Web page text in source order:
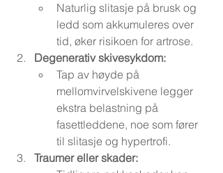
Naturlig slitasje på brusk og
ledd som akkumuleres over
tid, øker risikoen for artrose.
Degenerativ skivesykdom:
Tap av høyde på
mellomvirvelskivene legger
ekstra belastning på
fasettleddene, noe som fører
til slitasje og hypertrofi.
Traumer eller skader: